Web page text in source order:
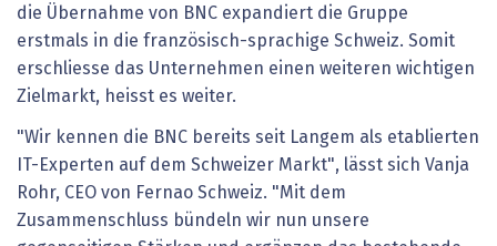
die Übernahme von BNC expandiert die Gruppe
erstmals in die französisch-sprachige Schweiz. Somit
erschliesse das Unternehmen einen weiteren wichtigen
Zielmarkt, heisst es weiter.
"Wir kennen die BNC bereits seit Langem als etablierten
IT-Experten auf dem Schweizer Markt", lässt sich Vanja
Rohr, CEO von Fernao Schweiz. "Mit dem
Zusammenschluss bündeln wir nun unsere